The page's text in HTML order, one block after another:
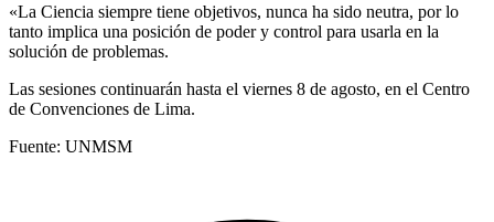
«La Ciencia siempre tiene objetivos, nunca ha sido neutra, por lo
tanto implica una posición de poder y control para usarla en la
solución de problemas.
Las sesiones continuarán hasta el viernes 8 de agosto, en el Centro
de Convenciones de Lima.
Fuente: UNMSM